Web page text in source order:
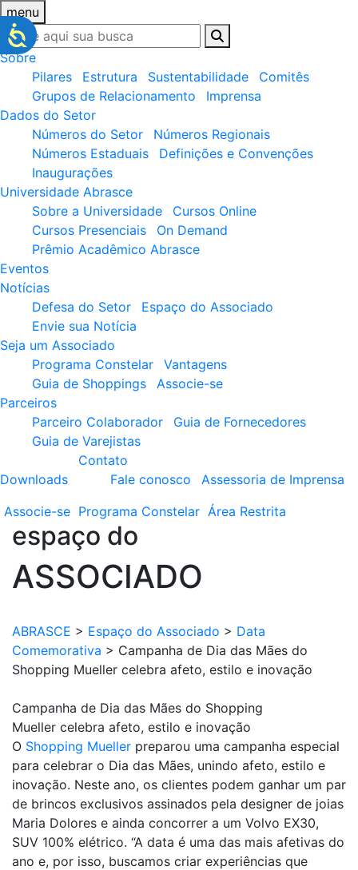
menu
Sobre
Pilares
Estrutura Sustentabilidade
Comitês
Grupos de Relacionamento
Imprensa
Dados do Setor
Números do Setor
Números Regionais
Números Estaduais
Definições e Convenções
Inaugurações
Universidade Abrasce
Sobre a Universidade
Cursos Online
Cursos Presenciais
On Demand
Prêmio Acadêmico Abrasce
Eventos
Notícias
Defesa do Setor
Espaço do Associado
Envie sua Notícia
Seja um Associado
Programa Constelar
Vantagens
Guia de Shoppings
Associe-se
Parceiros
Parceiro Colaborador
Guia de Fornecedores
Guia de Varejistas
Downloads
Contato
Fale conosco
Assessoria de Imprensa
Associe-se Programa Constelar Área Restrita
espaço do
ASSOCIADO
ABRASCE > Espaço do Associado > Data
Comemorativa > Campanha de Dia das Mães do
Shopping Mueller celebra afeto, estilo e inovação
Campanha de Dia das Mães do Shopping
Mueller celebra afeto, estilo e inovação
O Shopping Mueller preparou uma campanha especial
para celebrar o Dia das Mães, unindo afeto, estilo e
inovação. Neste ano, os clientes podem ganhar um par
de brincos exclusivos assinados pela designer de joias
Maria Dolores e ainda concorrer a um Volvo EX30,
SUV 100% elétrico. “A data é uma das mais afetivas do
ano e, por isso, buscamos criar experiências que